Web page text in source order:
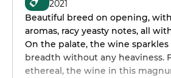
2021
Beautiful breed on opening,
aromas, racy yeasty notes, all
On the palate, the wine
breadth without any heaviness.
ethereal, the wine in this